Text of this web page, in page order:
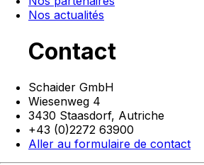
Nos actualités
Contact
Schaider GmbH
Wiesenweg 4
3430 Staasdorf, Autriche
+43 (0)2272 63900
Aller au formulaire de contact